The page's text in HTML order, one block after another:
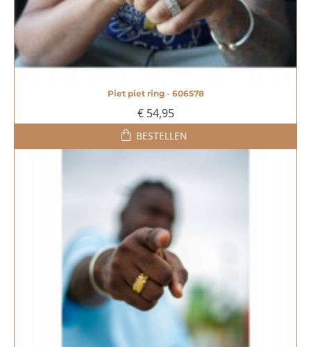
Piet piet ring - 606578
€ 54,95
BESTELLEN